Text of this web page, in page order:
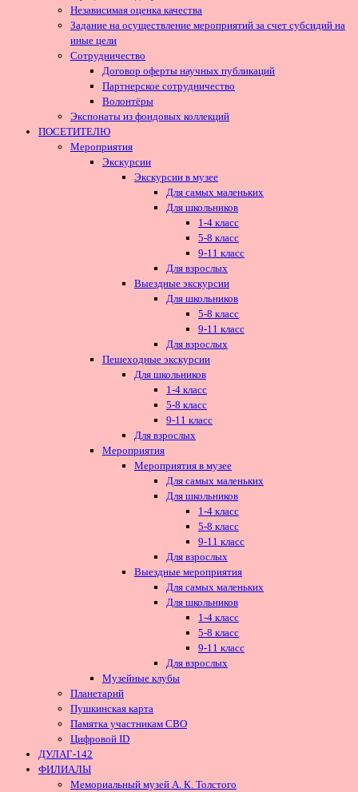
Независимая оценка качества
Задание на осуществление мероприятий за счет субсидий на
иные цели
Сотрудничество
Договор оферты научных публикаций
Партнерское сотрудничество
Волонтёры
Экспонаты из фондовых коллекций
ПОСЕТИТЕЛЮ
Мероприятия
Экскурсии
Экскурсии в музее
Для самых маленьких
Для школьников
1-4 класс
5-8 класс
9-11 класс
Для взрослых
Выездные экскурсии
Для школьников
5-8 класс
9-11 класс
Для взрослых
Пешеходные экскурсии
Для школьников
1-4 класс
5-8 класс
9-11 класс
Для взрослых
Мероприятия
Мероприятия в музее
Для самых маленьких
Для школьников
1-4 класс
5-8 класс
9-11 класс
Для взрослых
Выездные мероприятия
Для самых маленьких
Для школьников
1-4 класс
5-8 класс
9-11 класс
Для взрослых
Музейные клубы
Планетарий
Пушкинская карта
Памятка участникам СВО
Цифровой ID
ДУЛАГ-142
ФИЛИАЛЫ
Мемориальный музей А. К. Толстого